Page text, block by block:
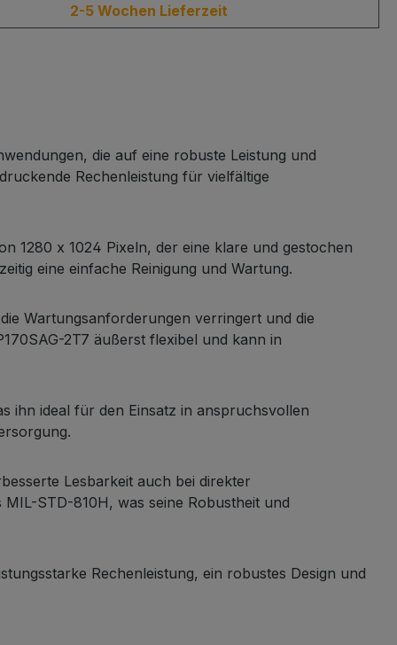
2-5 Wochen Lieferzeit
die auf eine robuste Leistung und
Rechenleistung für vielfältige
1280 x 1024 Pixeln, der eine klare und gestochen
eine einfache Reinigung und Wartung.
Wartungsanforderungen verringert und die
2T7 äußerst flexibel und kann in
ihn ideal für den Einsatz in anspruchsvollen
Lesbarkeit auch bei direkter
STD-810H, was seine Robustheit und
Rechenleistung, ein robustes Design und